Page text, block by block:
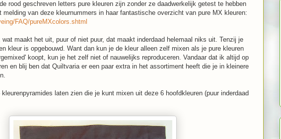
rood geschreven letters pure kleuren zijn zonder ze daadwerkelijk getest te hebben
melding van deze kleurnummers in haar fantastische overzicht van pure MX kleuren:
FAQ/pureMXcolors.shtml
maakt het uit, puur of niet puur, dat maakt inderdaad helemaal niks uit. Tenzij je
kleur is opgebouwd. Want dan kun je de kleur alleen zelf mixen als je pure kleuren
koopt, kun je het zelf niet of nauwelijks reproduceren. Vandaar dat ik altijd op
en blij ben dat Quiltvaria er een paar extra in het assortiment heeft die je in kleinere
laten zien die je kunt mixen uit deze 6 hoofdkleuren (puur inderdaad